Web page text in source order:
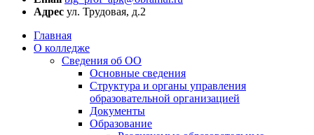
Адрес ул. Трудовая, д.2
Главная
О колледже
Сведения об ОО
Основные сведения
Структура и органы управления
образовательной организацией
Документы
Образование